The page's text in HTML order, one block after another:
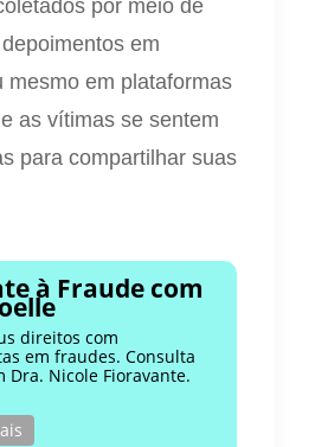
por meio de
em
mesmo em plataformas
as vítimas se sentem
para compartilhar suas
à Fraude com
direitos com
em fraudes. Consulta
Dra. Nicole Fioravante.